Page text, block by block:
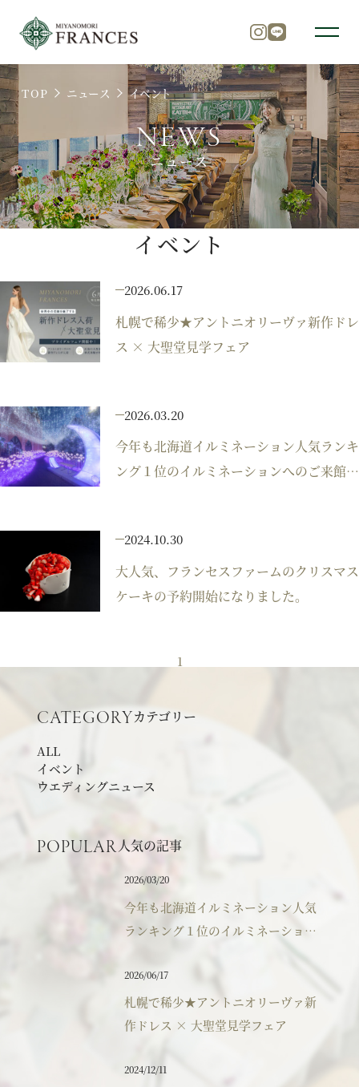
チャペル
料理
ドレス
プラン
施設紹介
ブライダルフェア
よくあるご質問
お電話でのご予約・お問い合わせ
TEL. 011-633-1111
平日 11:00-19:00、土日祝 10:00-19:00
TOP ニュース イベント
ニュース
NEWS
イベント
2026.06.17
札幌で稀少★アントニオリーヴァ新作ドレ
ス × 大聖堂見学フェア
2026.03.20
今年も北海道イルミネーション人気ランキ
ング１位のイルミネーションへのご来館あ
2024.10.30
大人気、フランセスファームのクリスマス
ケーキの予約開始になりました。
1
カテゴリー
CATEGORY
ALL
イベント
ウエディングニュース
人気の記事
POPULAR
2026/03/20
今年も北海道イルミネーション人気
ランキング１位のイルミネーション
へのご来館ありがとうございまし
た。
2026/06/17
札幌で稀少★アントニオリーヴァ新
作ドレス × 大聖堂見学フェア
2024/12/11